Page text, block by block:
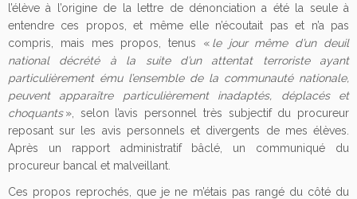
l’élève à l’origine de la lettre de dénonciation a été la seule à
entendre ces propos, et même elle n’écoutait pas et n’a pas
compris, mais mes propos, tenus «le jour même d’un deuil
national décrété à la suite d’un attentat terroriste ayant
particulièrement ému l’ensemble de la communauté nationale,
peuvent apparaître particulièrement inadaptés, déplacés et
choquants», selon l’avis personnel très subjectif du procureur
reposant sur les avis personnels et divergents de mes élèves.
Après un rapport administratif bâclé, un communiqué du
procureur bancal et malveillant.
Ces propos reprochés, que je ne m’étais pas rangé du côté du